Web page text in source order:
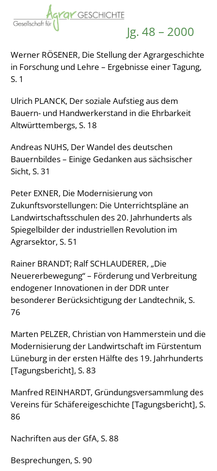
contentmobile
mobile
Jg. 48 – 2000
Werner RÖSENER, Die Stellung der Agrargeschichte
in Forschung und Lehre – Ergebnisse einer Tagung,
S. 1
Ulrich PLANCK, Der soziale Aufstieg aus dem
Bauern- und Handwerkerstand in die Ehrbarkeit
Altwürttembergs, S. 18
Andreas NUHS, Der Wandel des deutschen
Bauernbildes – Einige Gedanken aus sächsischer
Sicht, S. 31
Peter EXNER, Die Modernisierung von
Zukunftsvorstellungen: Die Unterrichtspläne an
Landwirtschaftsschulen des 20. Jahrhunderts als
Spiegelbilder der industriellen Revolution im
Agrarsektor, S. 51
Rainer BRANDT; Ralf SCHLAUDERER, „Die
Neuererbewegung“ – Förderung und Verbreitung
endogener Innovationen in der DDR unter
besonderer Berücksichtigung der Landtechnik, S.
76
Marten PELZER, Christian von Hammerstein und die
Modernisierung der Landwirtschaft im Fürstentum
Lüneburg in der ersten Hälfte des 19. Jahrhunderts
[Tagungsbericht], S. 83
Manfred REINHARDT, Gründungsversammlung des
Vereins für Schäfereigeschichte [Tagungsbericht], S.
86
Nachriften aus der GfA, S. 88
Besprechungen, S. 90